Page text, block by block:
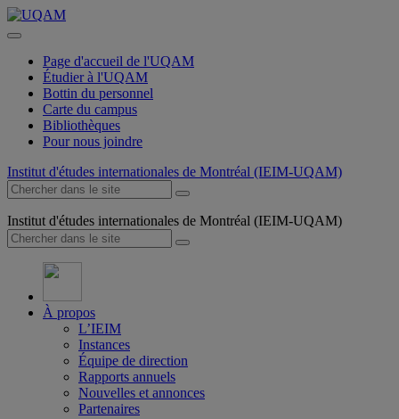
Page d'accueil de l'UQAM
Étudier à l'UQAM
Bottin du personnel
Carte du campus
Bibliothèques
Pour nous joindre
Institut d'études internationales de Montréal (IEIM-UQAM)
Institut d'études internationales de Montréal (IEIM-UQAM)
À propos
L’IEIM
Instances
Équipe de direction
Rapports annuels
Nouvelles et annonces
Partenaires